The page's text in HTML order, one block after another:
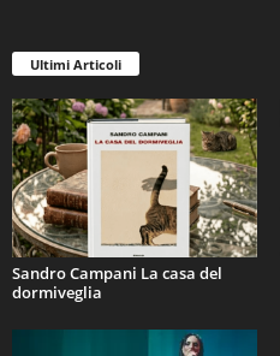
Ultimi Articoli
Sandro Campani La casa del
dormiveglia